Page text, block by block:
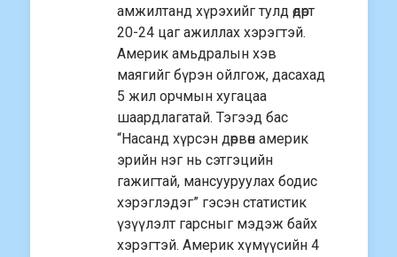
амжилтанд хүрэхийг тулд өдөрт
20-24 цаг ажиллах хэрэгтэй.
Америк амьдралын хэв
маягийг бүрэн ойлгож, дасахад
5 жил орчмын хугацаа
шаардлагатай. Тэгээд бас
“Насанд хүрсэн дөрвөн америк
эрийн нэг нь сэтгэцийн
гажигтай, мансууруулах бодис
хэрэглэдэг” гэсэн статистик
үзүүлэлт гарсныг мэдэж байх
хэрэгтэй. Америк хүмүүсийн 4